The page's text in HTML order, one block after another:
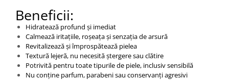
Beneficii:
Hidratează profund și imediat
Calmează iritațiile, roșeața și senzația de arsură
Revitalizează și împrospătează pielea
Textură lejeră, nu necesită ștergere sau clătire
Potrivită pentru toate tipurile de piele, inclusiv sensibilă
Nu conține parfum, parabeni sau conservanți agresivi